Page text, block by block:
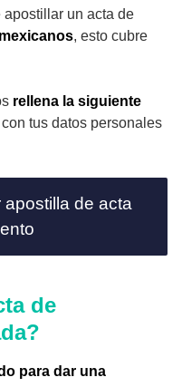
apostillar un acta de
, esto cubre
rellena la siguiente
tus datos personales
de acta
de
para dar una